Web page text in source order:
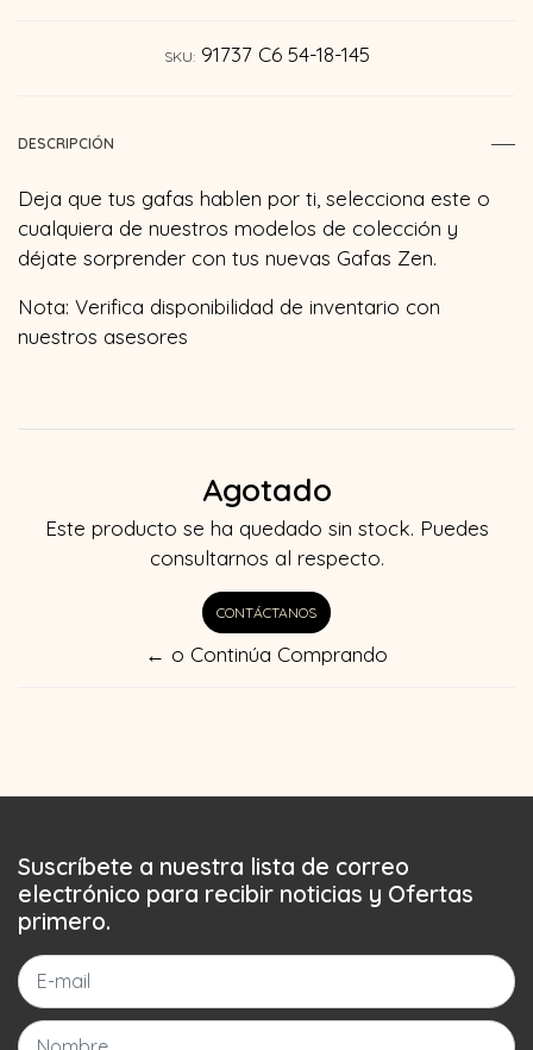
SKU: 91737 C6 54-18-145
DESCRIPCIÓN
Deja que tus gafas hablen por ti, selecciona este o
cualquiera de nuestros modelos de colección y
déjate sorprender con tus nuevas Gafas Zen.
Nota: Verifica disponibilidad de inventario con
nuestros asesores
Agotado
Este producto se ha quedado sin stock. Puedes
consultarnos al respecto.
CONTÁCTANOS
← o Continúa Comprando
Suscríbete a nuestra lista de correo
electrónico para recibir noticias y Ofertas
primero.